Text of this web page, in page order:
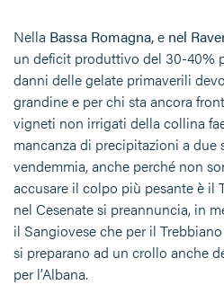
Nella Bassa Romagna,e nel
un deficit produttivo del 30-40%
danni delle gelate primaverili
grandine e per chi sta ancora
vigneti non irrigati della collina
mancanza di precipitazioni a due
vendemmia, anche perché non
accusare il colpo più pesante è il
nel Cesenate si preannuncia, in
il Sangiovese che per il
si preparano ad un crollo anche
per l’Albana.